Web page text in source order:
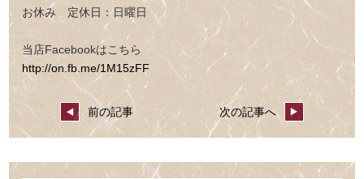
お休み 定休日：日曜日
当店Facebookはこちら
http://on.fb.me/1M15zFF
前の記事 次の記事へ